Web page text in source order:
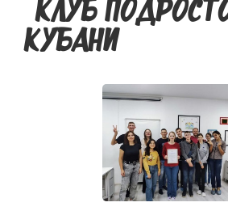
«КЛУБ
КУБАНИ